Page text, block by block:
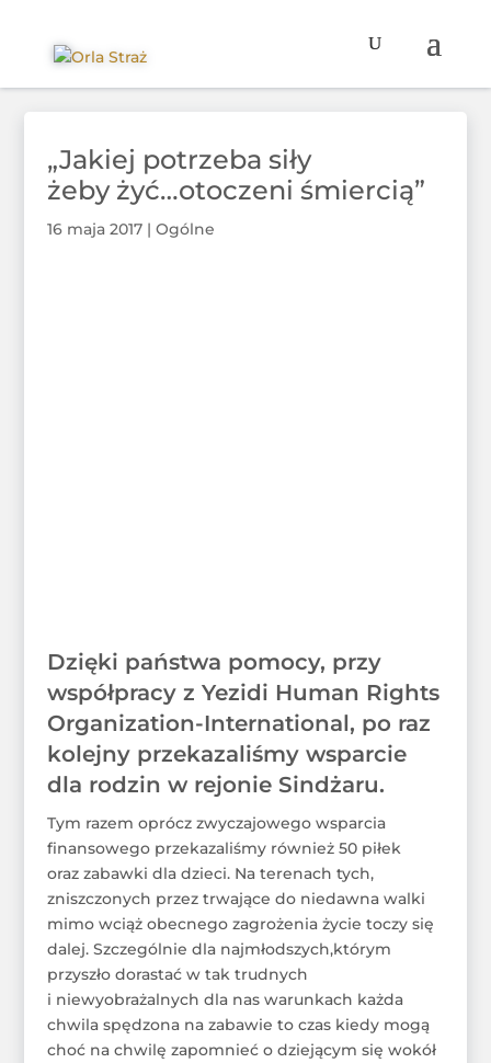
„Jakiej potrzeba siły
żeby żyć…otoczeni śmiercią”
16 maja 2017| Ogólne
Dzięki państwa pomocy, przy
współpracy z Yezidi Human Rights
Organization-International, po raz
kolejny przekazaliśmy wsparcie
dla rodzin w rejonie Sindżaru.
Tym razem oprócz zwyczajowego wsparcia
finansowego przekazaliśmy również 50 piłek
oraz zabawki dla dzieci. Na terenach tych,
zniszczonych przez trwające do niedawna walki
mimo wciąż obecnego zagrożenia życie toczy się
dalej. Szczególnie dla najmłodszych,którym
przyszło dorastać w tak trudnych
i niewyobrażalnych dla nas warunkach każda
chwila spędzona na zabawie to czas kiedy mogą
choć na chwilę zapomnieć o dziejącym się wokół